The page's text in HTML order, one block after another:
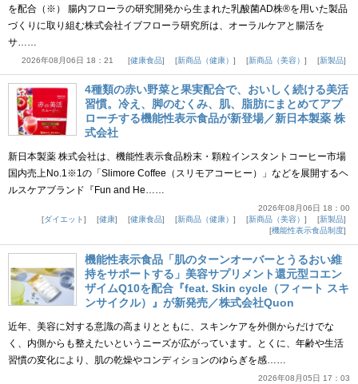
を配合（※） 腸内フローラの研究開発から生まれた乳酸菌AD株®を用いた製品
づくりに取り組む株式会社イブフローラ研究所は、オーラルケアと腸活を
サ……
2026年08月06日 18：21 健康食品 新商品（健康） 新商品（美容） 新製品
4種類の赤い野菜と果実配合で、おいしく続ける美活
習慣。冷え、脚のむくみ、肌、脂肪にまとめてアプ
ローチする機能性表示食品が新登場／新日本製薬 株
式会社
新日本製薬 株式会社は、機能性表示食品粉末・顆粒インスタントコーヒー市場
国内売上No.1※1の「Slimore Coffee（スリモアコーヒー）」などを展開するヘ
ルスケアブランド『Fun and He……
2026年08月06日 18：00
ダイエット
健康 健康食品 新商品（健康） 新商品（美容）
新製品
機能性表示食品制度
機能性表示食品「肌のターンオーバーとうるおい維
持をサポートする」美容サプリメント還元型コエン
ザイムQ10を配合『feat. Skin cycle（フィート スキ
ンサイクル）』が新発売／株式会社Quon
近年、美容に対する意識の高まりとともに、スキンケアを外側からだけでな
く、内側からも整えたいというニーズが広がっています。とくに、年齢や生活
習慣の変化により、肌の乾燥やコンディションのゆらぎを感……
2026年08月05日 17：03